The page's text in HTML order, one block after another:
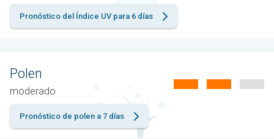
Pronóstico del Índice UV para 6 días
Polen
moderado
Pronóstico de polen a 7 días